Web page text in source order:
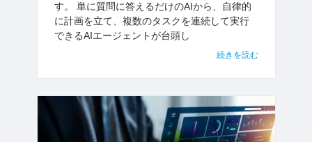
す。 単に質問に答えるだけのAIから、自律的
に計画を立て、複数のタスクを連続して実行
できるAIエージェントが台頭し
続きを読む